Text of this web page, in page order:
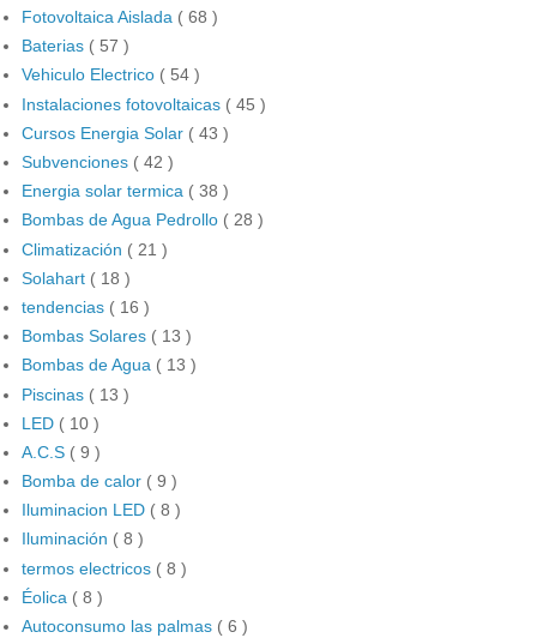
Fotovoltaica Aislada ( 68 )
Baterias ( 57 )
Vehiculo Electrico ( 54 )
Instalaciones fotovoltaicas ( 45 )
Cursos Energia Solar ( 43 )
Subvenciones ( 42 )
Energia solar termica ( 38 )
Bombas de Agua Pedrollo ( 28 )
Climatización ( 21 )
Solahart ( 18 )
tendencias ( 16 )
Bombas Solares ( 13 )
Bombas de Agua ( 13 )
Piscinas ( 13 )
LED ( 10 )
A.C.S ( 9 )
Bomba de calor ( 9 )
Iluminacion LED ( 8 )
Iluminación ( 8 )
termos electricos ( 8 )
Éolica ( 8 )
Autoconsumo las palmas ( 6 )